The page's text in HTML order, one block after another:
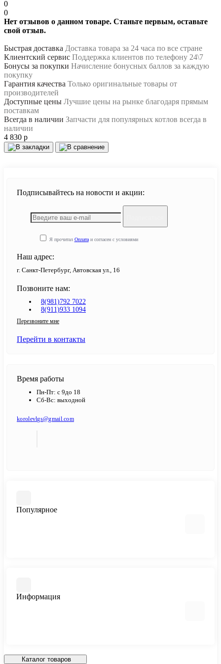
0
0
Нет отзывов о данном товаре. Станьте первым, оставьте
свой отзыв.
Быстрая доставка Доставка товара за 24 часа по все стране
Клиентский сервис Поддержка клиентов по телефону 24\7
Бонусы за покупки Начисление бонусных баллов за каждую
покупку
Гарантия качества Только оригинальные товары от
производителей
Доступные цены Лучшие цены на рынке благодаря прямым
поставкам
Всегда в наличии Запчасти для популярных котлов всегда в
наличии
4 830 р
Подписывайтесь на новости и акции:
Я прочитал Оплатаи согласен с условиями
Наш адрес:
г. Санкт-Петербург, Автовская ул., 16
Позвоните нам:
8(981)792 7022
8(911)933 1094
Перезвоните мне
Перейти в контакты
Время работы
Пн-Пт: с 9до 18
Сб-Вс: выходной
korolevlgs@gmail.com
Популярное
Запчасти на котлы газовые
Информация
Доставка
Каталог товаров